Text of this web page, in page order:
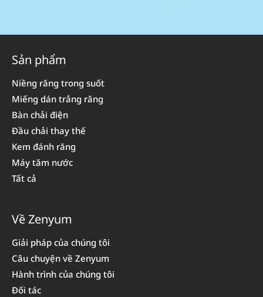
Sản phẩm
Niềng răng trong suốt
Miếng dán trắng răng
Bàn chải điện
Đầu chải thay thế
Kem đánh răng
Máy tăm nước
Tất cả
Về Zenyum
Giải pháp của chúng tôi
Câu chuyện về Zenyum
Hành trình của chúng tôi
Đối tác